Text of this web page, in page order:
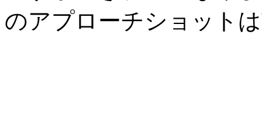
のアプローチショット